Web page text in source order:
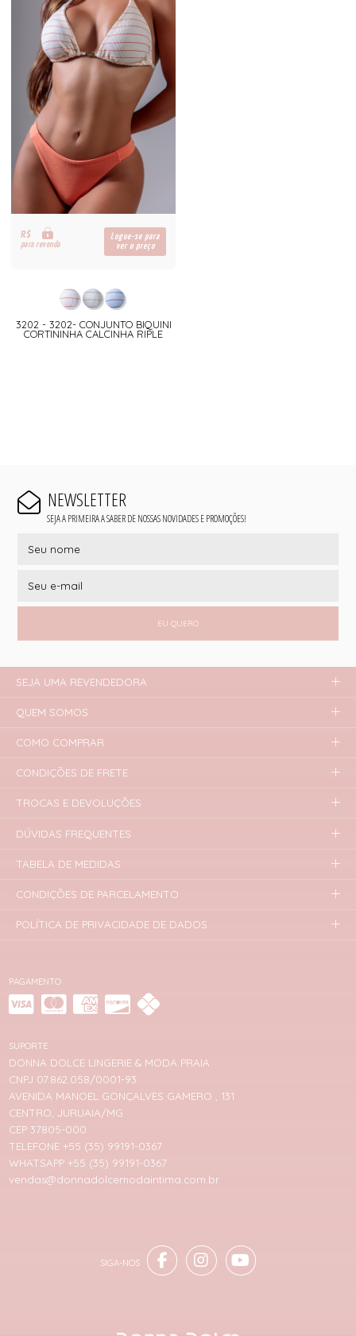
R$
para revenda
Logue-se para
ver o preço
3202 - 3202- CONJUNTO BIQUINI
CORTININHA CALCINHA RIPLE
NEWSLETTER
SEJA A PRIMEIRA A SABER DE NOSSAS NOVIDADES E PROMOÇÕES!
EU QUERO
PAGAMENTO
SUPORTE
DONNA DOLCE LINGERIE & MODA PRAIA
CNPJ 07.862.058/0001-93
AVENIDA MANOEL GONÇALVES GAMERO , 131
CENTRO, JURUAIA/MG
CEP 37805-000
TELEFONE +55 (35) 99191-0367
WHATSAPP +55 (35) 99191-0367
vendas@donnadolcemodaintima.com.br
SEJA UMA REVENDEDORA
QUEM SOMOS
COMO COMPRAR
CONDIÇÕES DE FRETE
TROCAS E DEVOLUÇÕES
DÚVIDAS FREQUENTES
TABELA DE MEDIDAS
CONDIÇÕES DE PARCELAMENTO
POLÍTICA DE PRIVACIDADE DE DADOS